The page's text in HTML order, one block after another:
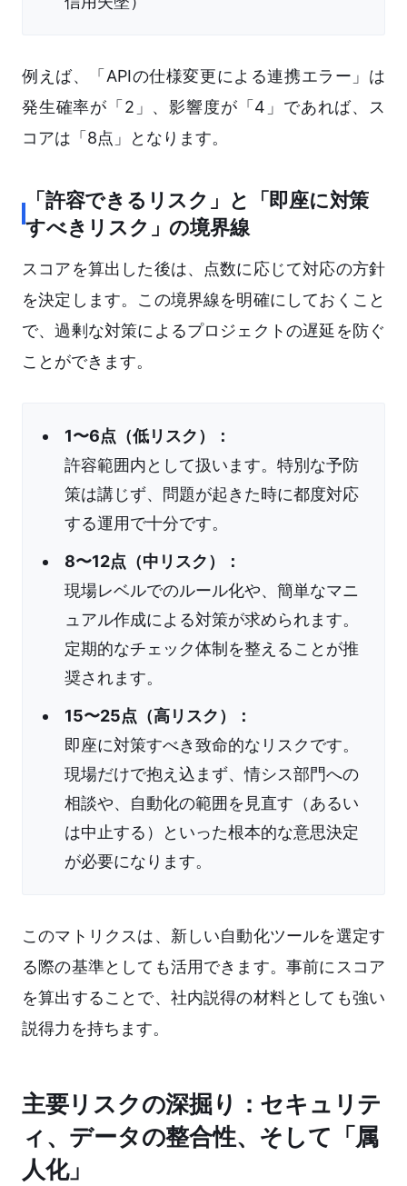
例えば、「APIの仕様変更による連携エラー」は
発生確率が「2」、影響度が「4」であれば、ス
コアは「8点」となります。
「許容できるリスク」と「即座に対策
すべきリスク」の境界線
スコアを算出した後は、点数に応じて対応の方針
を決定します。この境界線を明確にしておくこと
で、過剰な対策によるプロジェクトの遅延を防ぐ
ことができます。
1〜6点（低リスク）：
許容範囲内として扱います。特別な予防
策は講じず、問題が起きた時に都度対応
する運用で十分です。
8〜12点（中リスク）：
現場レベルでのルール化や、簡単なマニ
ュアル作成による対策が求められます。
定期的なチェック体制を整えることが推
奨されます。
15〜25点（高リスク）：
即座に対策すべき致命的なリスクです。
現場だけで抱え込まず、情シス部門への
相談や、自動化の範囲を見直す（あるい
は中止する）といった根本的な意思決定
が必要になります。
このマトリクスは、新しい自動化ツールを選定す
る際の基準としても活用できます。事前にスコア
を算出することで、社内説得の材料としても強い
説得力を持ちます。
主要リスクの深掘り：セキュリテ
ィ、データの整合性、そして「属
人化」